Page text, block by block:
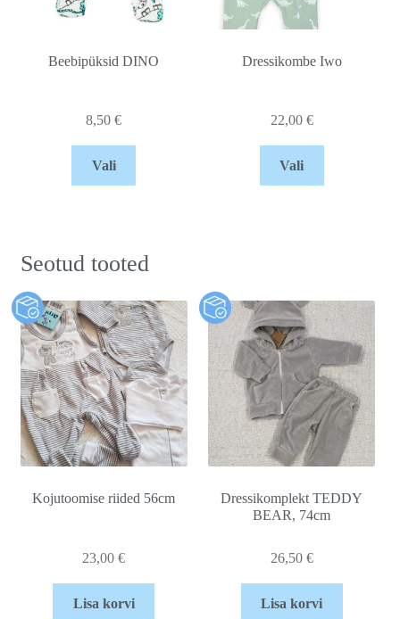
Beebipüksid DINO
8,50€
Vali
Dressikombe Iwo
22,00 €
Vali
Seotud tooted
Kojutoomise riided 56cm
23,00€
Lisa korvi
Dressikomplekt TEDDY
BEAR, 74cm
26,50 €
Lisa korvi